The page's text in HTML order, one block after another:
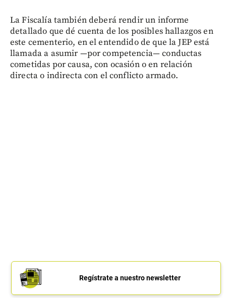
La Fiscalía también deberá rendir un informe
detallado que dé cuenta de los posibles hallazgos en
este cementerio, en el entendido de que la JEP está
llamada a asumir —por competencia— conductas
cometidas por causa, con ocasión o en relación
directa o indirecta con el conflicto armado.
Regístrate a nuestro newsletter